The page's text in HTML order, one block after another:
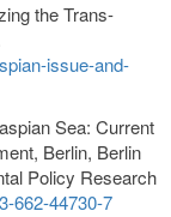
the Trans-
issue-and-
Sea: Current
Berlin, Berlin
Policy Research
662-44730-7